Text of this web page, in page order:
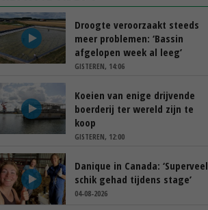
Droogte veroorzaakt steeds
meer problemen: ‘Bassin
afgelopen week al leeg’
GISTEREN, 14:06
Koeien van enige drijvende
boerderij ter wereld zijn te
koop
GISTEREN, 12:00
Danique in Canada: ‘Superveel
schik gehad tijdens stage’
04-08-2026